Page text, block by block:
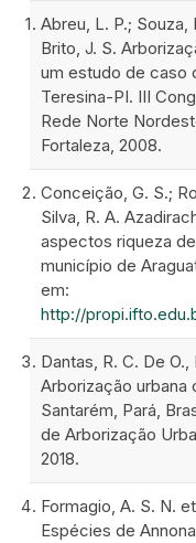
Abreu, L. P.; Souza,
Brito, J. S.
um estudo de caso
Teresina-PI. III
Rede Norte
Fortaleza, 2008.
Conceição, G. S.;
Silva, R. A.
aspectos riqueza
município de
em:
http://
Dantas, R. C. De
Arborização urbana
Santarém, Pará,
de Arborização
2018.
Formagio, A. S. N.
Espécies de